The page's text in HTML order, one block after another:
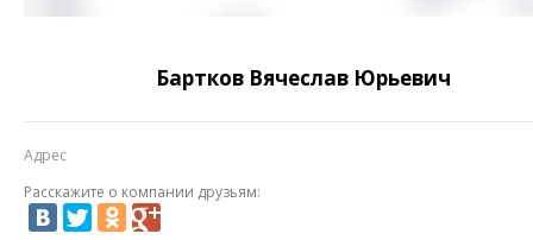
Бартков Вячеслав Юрьевич
Адрес
Расскажите о компании друзьям: